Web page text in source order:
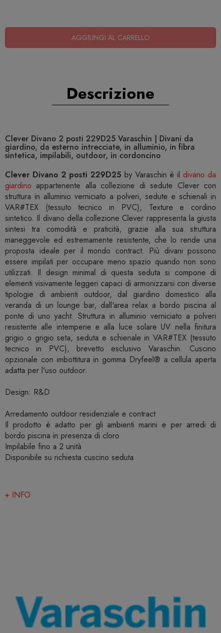
AGGIUNGI AL CARRELLO
Descrizione
Clever Divano 2 posti 229D25 Varaschin | Divani da
giardino, da esterno intrecciate, in alluminio, in fibra
sintetica, impilabili, outdoor, in cordoncino
Clever Divano 2 posti 229D25 by Varaschin è il divano da
giardino appartenente alla collezione di sedute Clever con
struttura in alluminio verniciato a polveri, sedute e schienali in
VAR#TEX (tessuto tecnico in PVC), Texture e cordino
sintetico. Il divano della collezione Clever rappresenta la giusta
sintesi tra comodità e praticità, grazie alla sua struttura
maneggevole ed estremamente resistente, che lo rende una
proposta ideale per il mondo contract. Più divani possono
essere impilati per occupare meno spazio quando non sono
utilizzati. Il design minimal di questa seduta si compone di
elementi visivamente leggeri capaci di armonizzarsi con diverse
tipologie di ambienti outdoor, dal giardino domestico alla
veranda di un lounge bar, dall'area relax a bordo piscina al
ponte di uno yacht. Struttura in alluminio verniciato a polveri
resistente alle intemperie e alla luce solare UV nella finitura
grigio o grigio seta, seduta e schienale in VAR#TEX (tessuto
tecnico in PVC), brevetto esclusivo Varaschin. Cuscino
opzionale con imbottitura in gomma Dryfeel® a cellula aperta
adatta per l'uso outdoor.
Design: R&D
Arredamento outdoor residenziale e contract
Il prodotto è adatto per gli ambienti marini e per arredi di
bordo piscina in presenza di cloro
Impilabile fino a 2 unità
Disponibile su richiesta cuscino seduta
+ INFO